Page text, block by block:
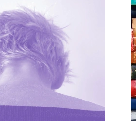
violet,
Danielle
Fournier
et
Louise
Marois,
Éditions
Noroît,